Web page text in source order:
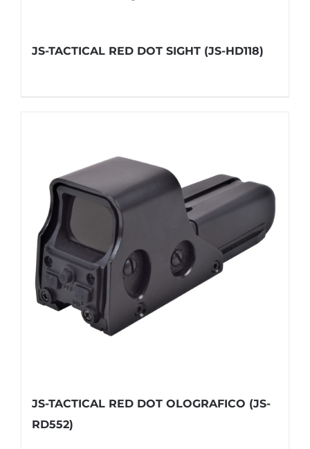
JS-TACTICAL RED DOT SIGHT (JS-HD118)
JS-TACTICAL RED DOT OLOGRAFICO (JS-
RD552)